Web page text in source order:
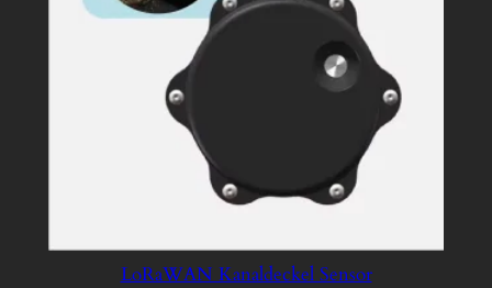
LoRaWAN Kanaldeckel Sensor